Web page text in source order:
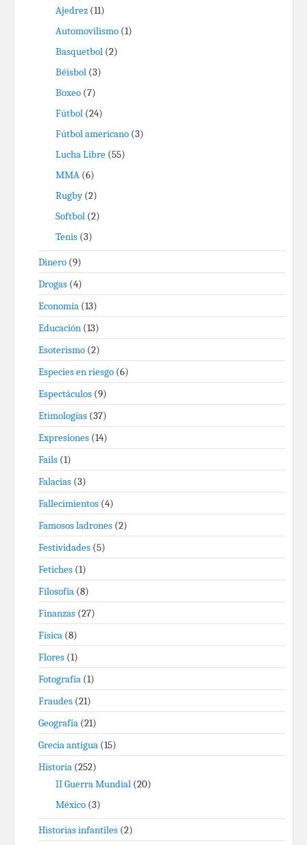
Ajedrez (11)
Automovilismo (1)
Basquetbol (2)
Béisbol (3)
Boxeo (7)
Fútbol (24)
Fútbol americano (3)
Lucha Libre (55)
MMA (6)
Rugby(2)
Softbol (2)
Tenis (3)
Dinero (9)
Drogas (4)
Economía (13)
Educación (13)
Esoterismo (2)
Especies en riesgo (6)
Espectáculos (9)
Etimologías (37)
Expresiones (14)
Fails (1)
Falacias (3)
Fallecimientos (4)
Famosos ladrones (2)
Festividades (5)
Fetiches (1)
Filosofía (8)
Finanzas (27)
Física (8)
Flores (1)
Fotografía (1)
Fraudes (21)
Geografía (21)
Grecia antigua (15)
Historia (252)
II Guerra Mundial (20)
México (3)
Historias infantiles (2)